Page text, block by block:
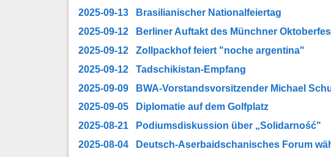
2025-09-13 Brasilianischer Nationalfeiertag
2025-09-12 Berliner Auftakt des Münchner
2025-09-12 Zollpackhof feiert "noche argentina"
2025-09-12 Tadschikistan-Empfang
2025-09-09 BWA-Vorstandsvorsitzender Michael
2025-09-05 Diplomatie auf dem Golfplatz
2025-08-21 Podiumsdiskussion über „Solidarność"
2025-08-04 Deutsch-Aserbaidschanisches Forum